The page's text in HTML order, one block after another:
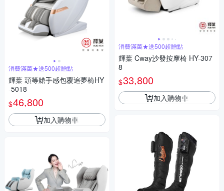
消費滿萬★送500超贈點
輝葉 頭等艙手感包覆追夢椅HY
-5018
$46,800
加入購物車
消費滿萬★送500超贈點
輝葉 Cway沙發按摩椅 HY-307
8
$33,800
加入購物車